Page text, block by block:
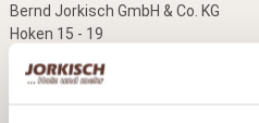
Bernd Jorkisch GmbH & Co. KG
Hoken 15 - 19